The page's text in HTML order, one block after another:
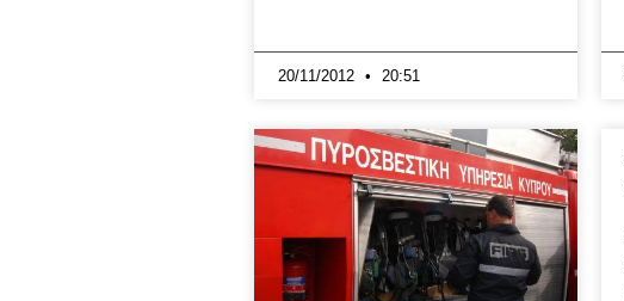
20/11/2012 20:51